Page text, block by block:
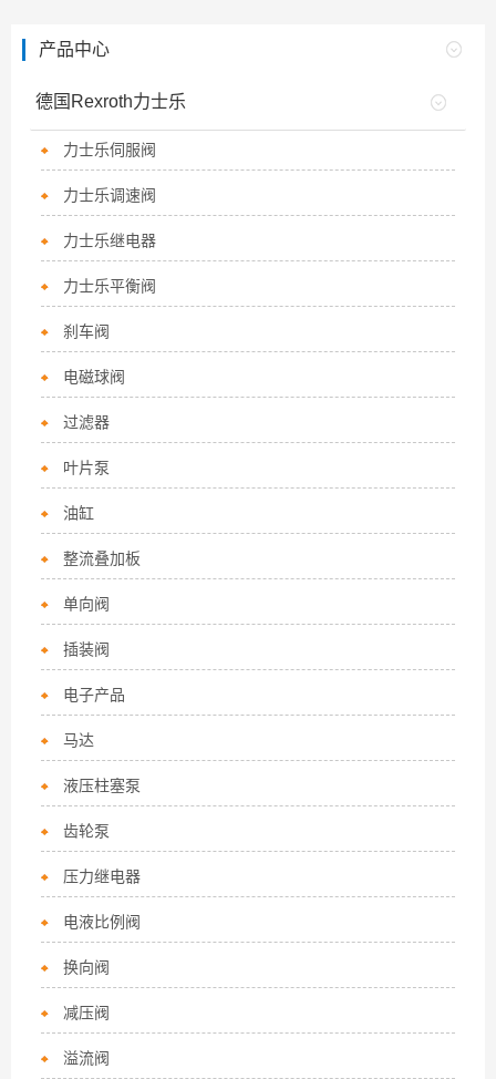
产品中心
德国Rexroth力士乐
力士乐伺服阀
力士乐调速阀
力士乐继电器
力士乐平衡阀
刹车阀
电磁球阀
过滤器
叶片泵
油缸
整流叠加板
单向阀
插装阀
电子产品
马达
液压柱塞泵
齿轮泵
压力继电器
电液比例阀
换向阀
减压阀
溢流阀